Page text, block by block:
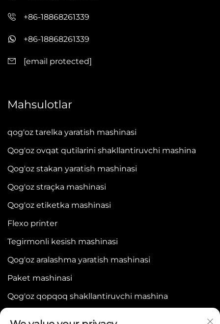
+86-18868261339
+86-18868261339
[email protected]
Mahsulotlar
qog'oz tarelka yaratish mashinasi
Qog'oz ovqat qutilarini shakllantiruvchi mashina
Qog'oz stakan yaratish mashinasi
Qog'oz straçka mashinasi
Qog'oz etiketka mashinasi
Flexo printer
Tegirmonli kesish mashinasi
Qog'oz aralashma yaratish mashinasi
Paket mashinasi
Qog'oz qopqoq shakllantiruvchi mashina